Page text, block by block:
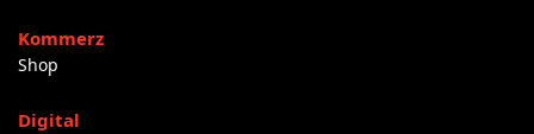
Kommerz
Shop
Digital